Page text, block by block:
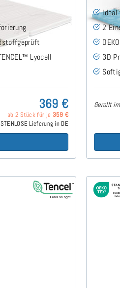
Lyocell
369 €
ab 2 Stück für je 359 €
Lieferung in DE
Ideal
2
3D
Gerollt